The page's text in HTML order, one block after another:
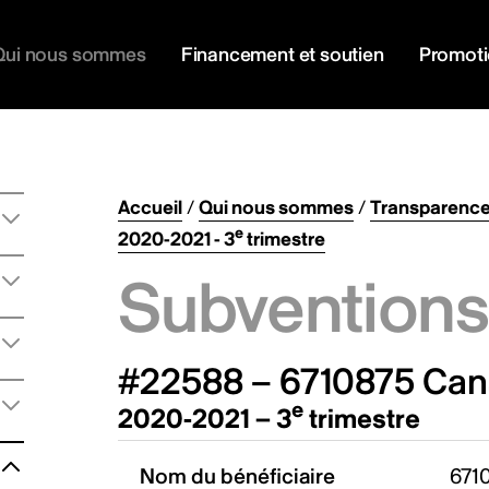
nous sommes Financement et soutien
Accueil/Qui nous sommes/
2020-2021 - 3etrimestre
#22588 – 6710875
2020-2021 – 3e trimestre
Nom du bénéficiaire